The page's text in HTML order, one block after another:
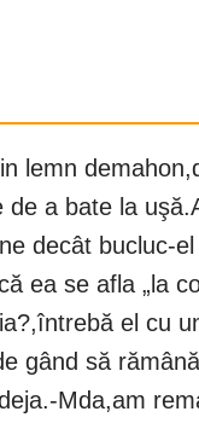
lemn
a bate la
decât bucluc-
ea se afla „la
el cu
gând să
Mda,am